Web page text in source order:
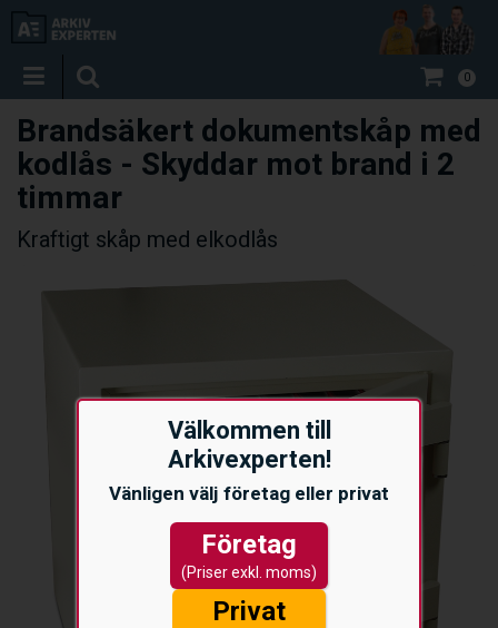
Välkommen till
Arkivexperten!
Vänligen välj företag eller privat
Företag
(Priser exkl. moms)
Privat
0
Brandsäkert dokumentskåp med
kodlås - Skyddar mot brand i 2
timmar
Kraftigt skåp med elkodlås